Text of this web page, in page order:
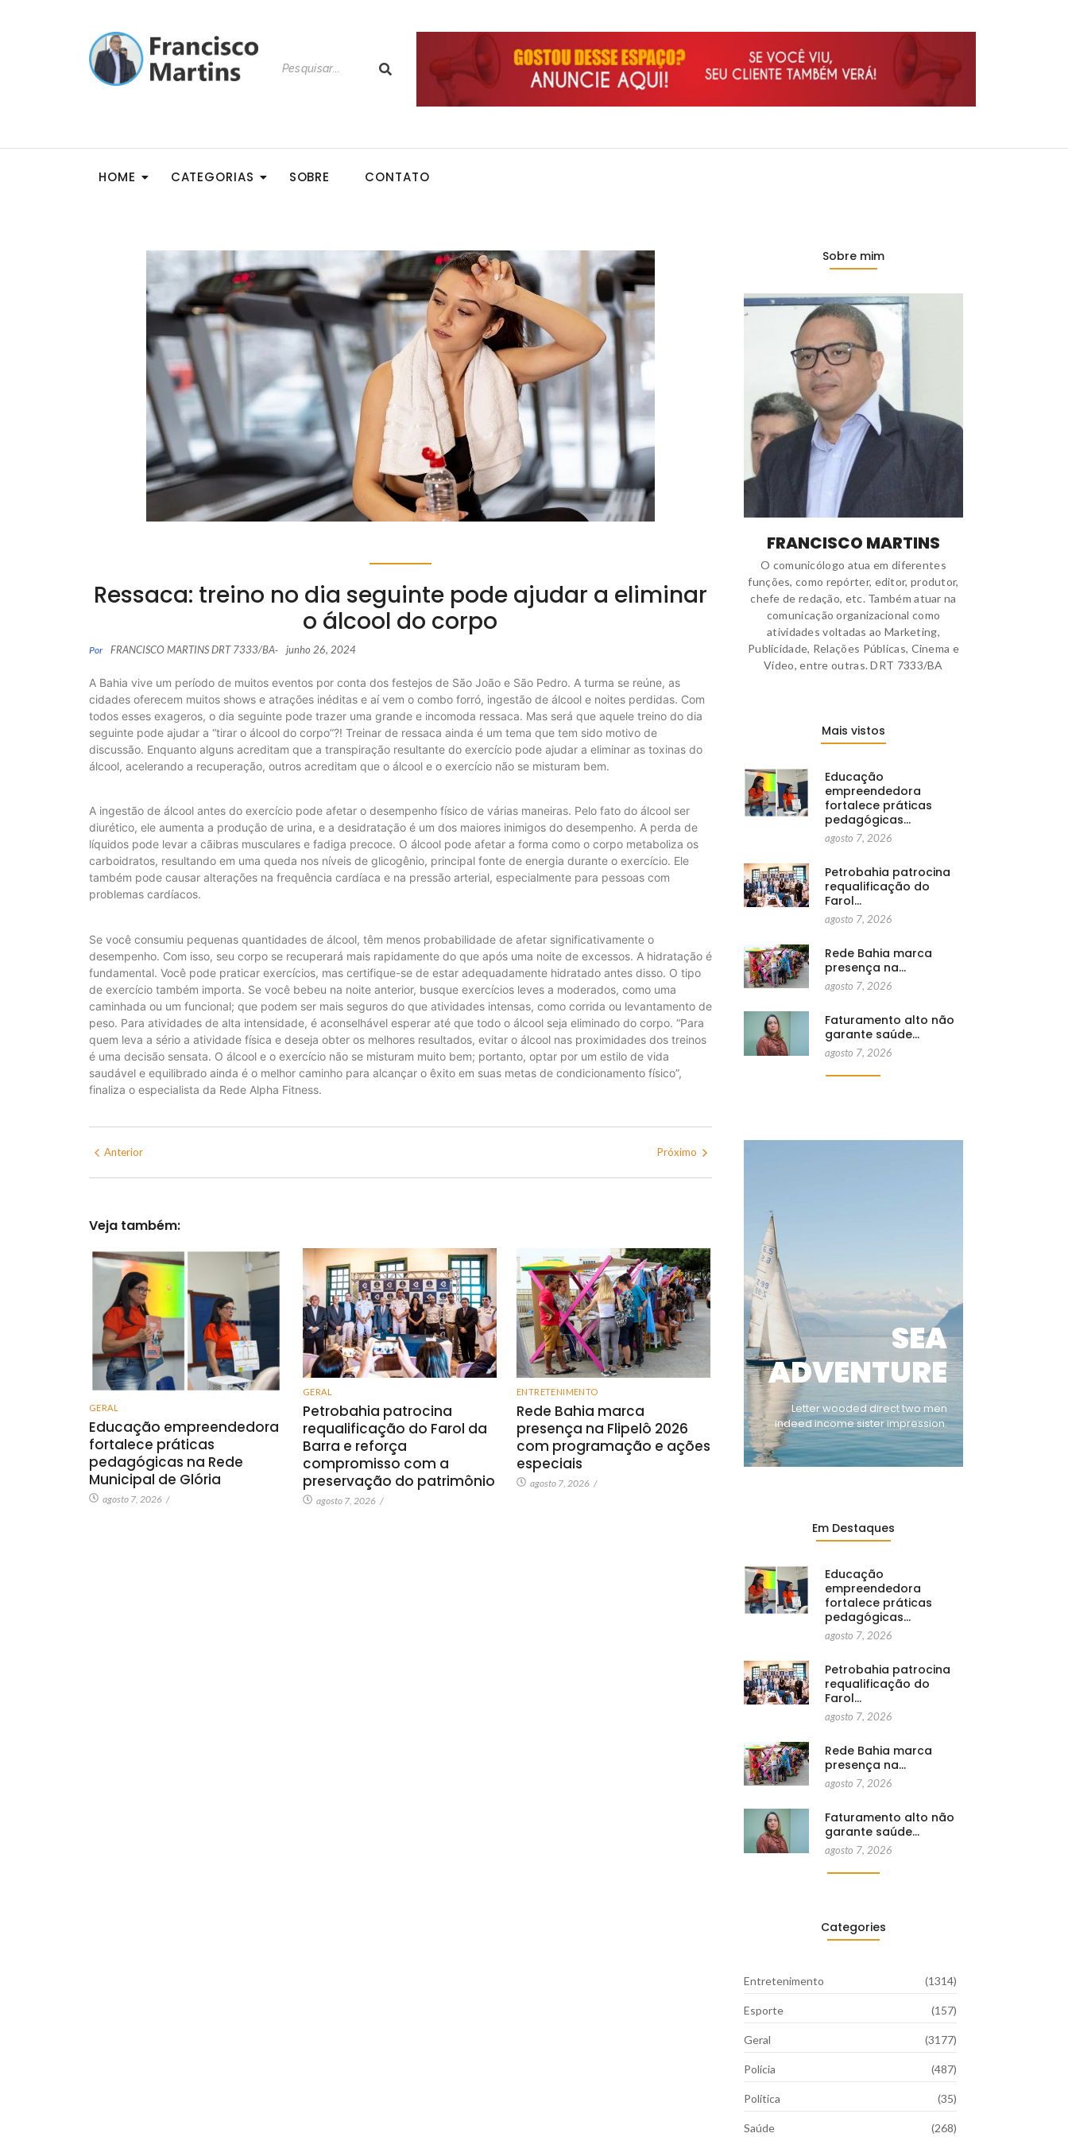
HOME CATEGORIAS SOBRE CONTATO
Ressaca: treino no dia seguinte pode ajudar a eliminar
o álcool do corpo
Por FRANCISCO MARTINS DRT 7333/BA- junho 26, 2024
A Bahia vive um período de muitos eventos por conta dos festejos de São João e São Pedro. A turma se reúne, as
cidades oferecem muitos shows e atrações inéditas e aí vem o combo forró, ingestão de álcool e noites perdidas. Com
todos esses exageros, o dia seguinte pode trazer uma grande e incomoda ressaca. Mas será que aquele treino do dia
seguinte pode ajudar a “tirar o álcool do corpo”?! Treinar de ressaca ainda é um tema que tem sido motivo de
discussão. Enquanto alguns acreditam que a transpiração resultante do exercício pode ajudar a eliminar as toxinas do
álcool, acelerando a recuperação, outros acreditam que o álcool e o exercício não se misturam bem.
A ingestão de álcool antes do exercício pode afetar o desempenho físico de várias maneiras. Pelo fato do álcool ser
diurético, ele aumenta a produção de urina, e a desidratação é um dos maiores inimigos do desempenho. A perda de
líquidos pode levar a cãibras musculares e fadiga precoce. O álcool pode afetar a forma como o corpo metaboliza os
carboidratos, resultando em uma queda nos níveis de glicogênio, principal fonte de energia durante o exercício. Ele
também pode causar alterações na frequência cardíaca e na pressão arterial, especialmente para pessoas com
problemas cardíacos.
Se você consumiu pequenas quantidades de álcool, têm menos probabilidade de afetar significativamente o
desempenho. Com isso, seu corpo se recuperará mais rapidamente do que após uma noite de excessos. A hidratação é
fundamental. Você pode praticar exercícios, mas certifique-se de estar adequadamente hidratado antes disso. O tipo
de exercício também importa. Se você bebeu na noite anterior, busque exercícios leves a moderados, como uma
caminhada ou um funcional; que podem ser mais seguros do que atividades intensas, como corrida ou levantamento de
peso. Para atividades de alta intensidade, é aconselhável esperar até que todo o álcool seja eliminado do corpo. “Para
quem leva a sério a atividade física e deseja obter os melhores resultados, evitar o álcool nas proximidades dos treinos
é uma decisão sensata. O álcool e o exercício não se misturam muito bem; portanto, optar por um estilo de vida
saudável e equilibrado ainda é o melhor caminho para alcançar o êxito em suas metas de condicionamento físico”,
finaliza o especialista da Rede Alpha Fitness.
Anterior Próximo
Veja também:
GERAL
Educação empreendedora
fortalece práticas
pedagógicas na Rede
Municipal de Glória
agosto 7, 2026 /
GERAL
Petrobahia patrocina
requalificação do Farol da
Barra e reforça
compromisso com a
preservação do patrimônio
agosto 7, 2026 /
ENTRETENIMENTO
Rede Bahia marca
presença na Flipelô 2026
com programação e ações
especiais
agosto 7, 2026 /
Sobre mim
FRANCISCO MARTINS
O comunicólogo atua em diferentes
funções, como repórter, editor, produtor,
chefe de redação, etc. Também atuar na
comunicação organizacional como
atividades voltadas ao Marketing,
Publicidade, Relações Públicas, Cinema e
Vídeo, entre outras. DRT 7333/BA
Mais vistos
Educação
empreendedora
fortalece práticas
pedagógicas…
agosto 7, 2026
Petrobahia patrocina
requalificação do
Farol…
agosto 7, 2026
Rede Bahia marca
presença na…
agosto 7, 2026
Faturamento alto não
garante saúde…
agosto 7, 2026
SEA
ADVENTURE
Letter wooded direct two men
indeed income sister impression.
Em Destaques
Educação
empreendedora
fortalece práticas
pedagógicas…
agosto 7, 2026
Petrobahia patrocina
requalificação do
Farol…
agosto 7, 2026
Rede Bahia marca
presença na…
agosto 7, 2026
Faturamento alto não
garante saúde…
agosto 7, 2026
Categories
Entretenimento (1314)
Esporte (157)
Geral (3177)
Polícia (487)
Política (35)
Saúde (268)